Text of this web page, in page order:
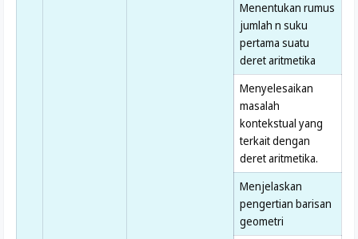
Menentukan rumus
jumlah n suku
pertama suatu
deret aritmetika
Menyelesaikan
masalah
kontekstual yang
terkait dengan
deret aritmetika.
Menjelaskan
pengertian barisan
geometri